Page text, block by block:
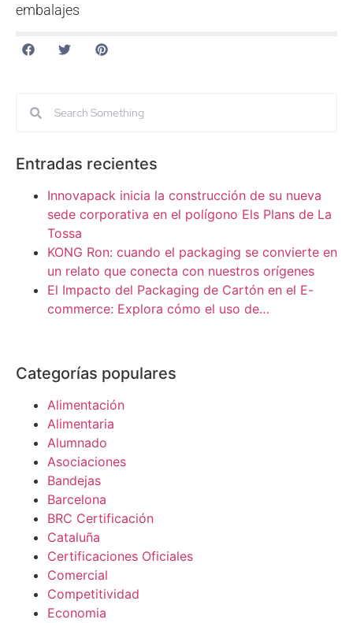
embalajes
Entradas recientes
Innovapack inicia la construcción de su nueva
sede corporativa en el polígono Els Plans de La
Tossa
KONG Ron: cuando el packaging se convierte en
un relato que conecta con nuestros orígenes
El Impacto del Packaging de Cartón en el E-
commerce: Explora cómo el uso de…
Categorías populares
Alimentación
Alimentaria
Alumnado
Asociaciones
Bandejas
Barcelona
BRC Certificación
Cataluña
Certificaciones Oficiales
Comercial
Competitividad
Economia